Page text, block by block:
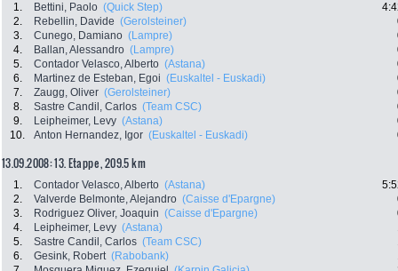
1. Bettini, Paolo (Quick Step)
2.
Rebellin, Davide (Gerolsteiner)
3.
Cunego, Damiano (Lampre)
4.
Ballan, Alessandro (Lampre)
5.
Contador Velasco, Alberto (Astana)
6.
Martinez de Esteban, Egoi (Euskaltel - Euskadi)
7.
Zaugg, Oliver (Gerolsteiner)
8.
Sastre Candil, Carlos (Team CSC)
9.
Leipheimer, Levy (Astana)
10.
Anton Hernandez, Igor (Euskaltel - Euskadi)
13.09.2008: 13. Etappe , 209.5 km
1. Contador Velasco, Alberto (Astana)
2.
Valverde Belmonte, Alejandro (Caisse d'Epargne)
3.
Rodriguez Oliver, Joaquin (Caisse d'Epargne)
4.
Leipheimer, Levy (Astana)
5.
Sastre Candil, Carlos (Team CSC)
6.
Gesink, Robert (Rabobank)